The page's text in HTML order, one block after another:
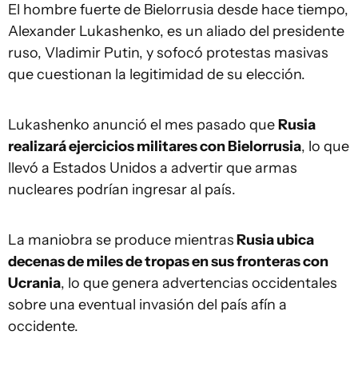
El hombre fuerte de Bielorrusia desde hace tiempo,
Alexander Lukashenko, es un aliado del presidente
ruso, Vladimir Putin, y sofocó protestas masivas
que cuestionan la legitimidad de su elección.
Lukashenko anunció el mes pasado queRusia
realizará ejercicios militares con Bielorrusia, lo que
llevó a Estados Unidos a advertir que armas
nucleares podrían ingresar al país.
La maniobra se produce mientrasRusia ubica
decenas de miles de tropas en sus fronteras con
Ucrania, lo que genera advertencias occidentales
sobre una eventual invasión del país afín a
occidente.